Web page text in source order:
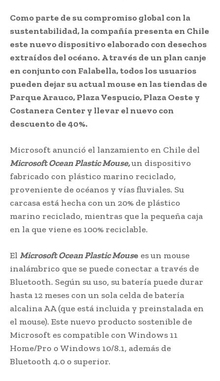
Como parte de su compromiso global con la
sustentabilidad, la compañía presenta en Chile
este nuevo dispositivo elaborado con desechos
extraídos del océano. A través de un plan canje
en conjunto con Falabella, todos los usuarios
pueden dejar su actual mouse en las tiendas de
Parque Arauco, Plaza Vespucio, Plaza Oeste y
Costanera Center y llevar el nuevo con
descuento de 40%.
Microsoft anunció el lanzamiento en Chile del
Microsoft Ocean Plastic Mouse,un dispositivo
fabricado con plástico marino reciclado,
proveniente de océanos y vías fluviales. Su
carcasa está hecha con un 20% de plástico
marino reciclado, mientras que la pequeña caja
en la que viene es 100% reciclable.
El Microsoft Ocean Plastic Mouse es un mouse
inalámbrico que se puede conectar a través de
Bluetooth. Según su uso, su batería puede durar
hasta 12 meses con un sola celda de batería
alcalina AA (que está incluida y preinstalada en
el mouse). Este nuevo producto sostenible de
Microsoft es compatible con Windows 11
Home/Pro o Windows 10/8.1, además de
Bluetooth 4.0 o superior.